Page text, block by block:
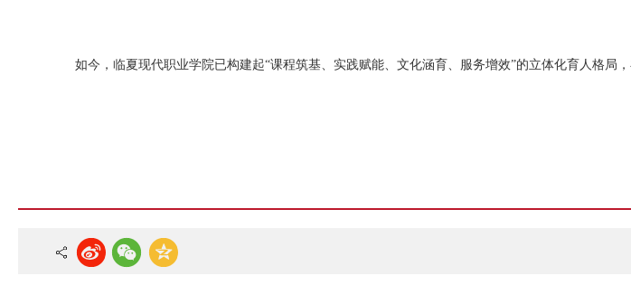
如今，临夏现代职业学院已构建起“课程筑基、实践赋能、文化涵育、服务增效”的立体化育人格局